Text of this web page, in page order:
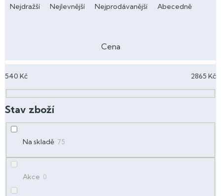
a
í
r
o
d
u
k
ů
Nejdražší Nejlevnější Nejprodávanější Abecedně
Cena
540 Kč 2865 Kč
Na skladě 75
Akce 0